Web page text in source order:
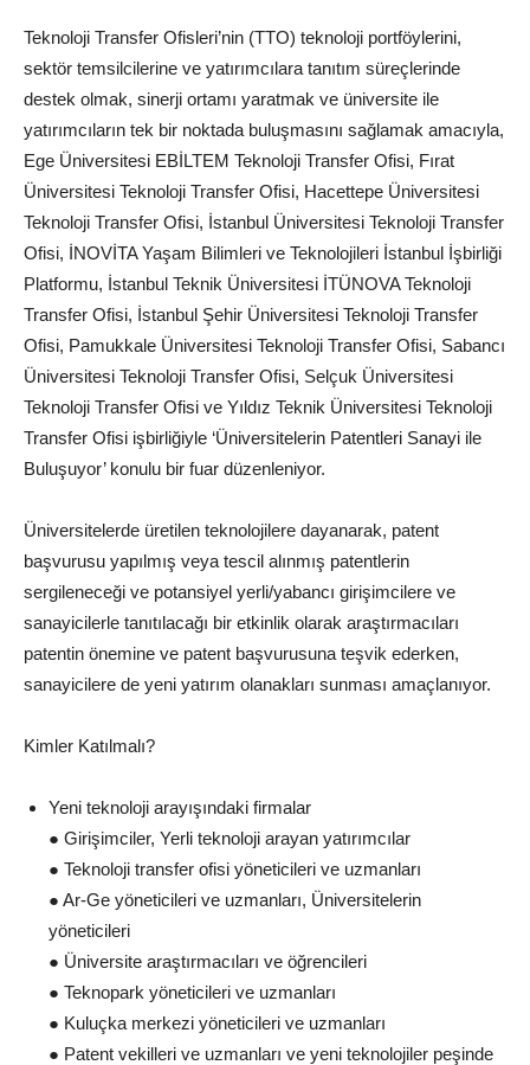
Teknoloji Transfer Ofisleri’nin (TTO) teknoloji portföylerini,
sektör temsilcilerine ve yatırımcılara tanıtım süreçlerinde
destek olmak, sinerji ortamı yaratmak ve üniversite ile
yatırımcıların tek bir noktada buluşmasını sağlamak amacıyla,
Ege Üniversitesi EBİLTEM Teknoloji Transfer Ofisi, Fırat
Üniversitesi Teknoloji Transfer Ofisi, Hacettepe Üniversitesi
Teknoloji Transfer Ofisi, İstanbul Üniversitesi Teknoloji Transfer
Ofisi, İNOVİTA Yaşam Bilimleri ve Teknolojileri İstanbul İşbirliği
Platformu, İstanbul Teknik Üniversitesi İTÜNOVA Teknoloji
Transfer Ofisi, İstanbul Şehir Üniversitesi Teknoloji Transfer
Ofisi, Pamukkale Üniversitesi Teknoloji Transfer Ofisi, Sabancı
Üniversitesi Teknoloji Transfer Ofisi, Selçuk Üniversitesi
Teknoloji Transfer Ofisi ve Yıldız Teknik Üniversitesi Teknoloji
Transfer Ofisi işbirliğiyle ‘Üniversitelerin Patentleri Sanayi ile
Buluşuyor’ konulu bir fuar düzenleniyor.
Üniversitelerde üretilen teknolojilere dayanarak, patent
başvurusu yapılmış veya tescil alınmış patentlerin
sergileneceği ve potansiyel yerli/yabancı girişimcilere ve
sanayicilerle tanıtılacağı bir etkinlik olarak araştırmacıları
patentin önemine ve patent başvurusuna teşvik ederken,
sanayicilere de yeni yatırım olanakları sunması amaçlanıyor.
Kimler Katılmalı?
Yeni teknoloji arayışındaki firmalar
● Girişimciler, Yerli teknoloji arayan yatırımcılar
● Teknoloji transfer ofisi yöneticileri ve uzmanları
● Ar-Ge yöneticileri ve uzmanları, Üniversitelerin
yöneticileri
● Üniversite araştırmacıları ve öğrencileri
● Teknopark yöneticileri ve uzmanları
● Kuluçka merkezi yöneticileri ve uzmanları
● Patent vekilleri ve uzmanları ve yeni teknolojiler peşinde